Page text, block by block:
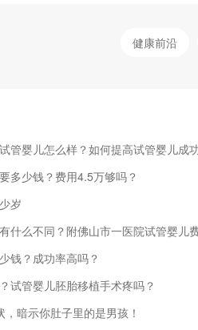
健康前沿
管婴儿怎么样？如何提高试管婴儿成
多少钱？费用4.5万够吗？
岁
什么不同？附佛山市一医院试管婴儿
钱？成功率高吗？
试管婴儿胚胎移植手术疼吗？
暗示你肚子里的是男孩！